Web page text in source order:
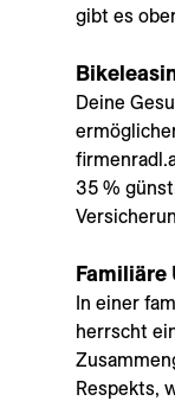
gibt es
Deine
35 %
Familiäre
In einer
herrscht
Respekts,